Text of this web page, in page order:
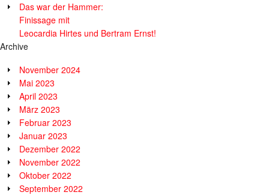
Das war der Hammer:
Finissage mit
Leocardia Hirtes und Bertram Ernst!
Archive
November 2024
Mai 2023
April 2023
März 2023
Februar 2023
Januar 2023
Dezember 2022
November 2022
Oktober 2022
September 2022